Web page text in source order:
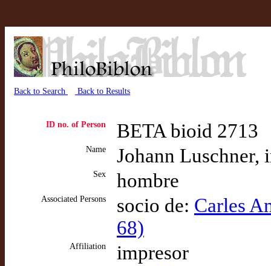
Back to Search Back to Results
ID no. of Person BETA bioid 2713
Name Johann Luschner,
Sex hombre
Associated Persons socio de: Carles
68)
Affiliation impresor